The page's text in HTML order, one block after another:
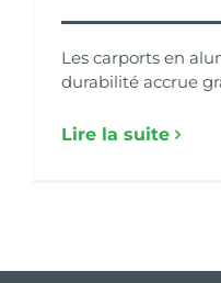
Les carports en
durabilité accrue
Lire la suite